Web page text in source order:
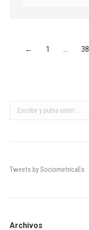
← 1 … 38
Buscar:
Tweets by SociometricaEs
Archivos